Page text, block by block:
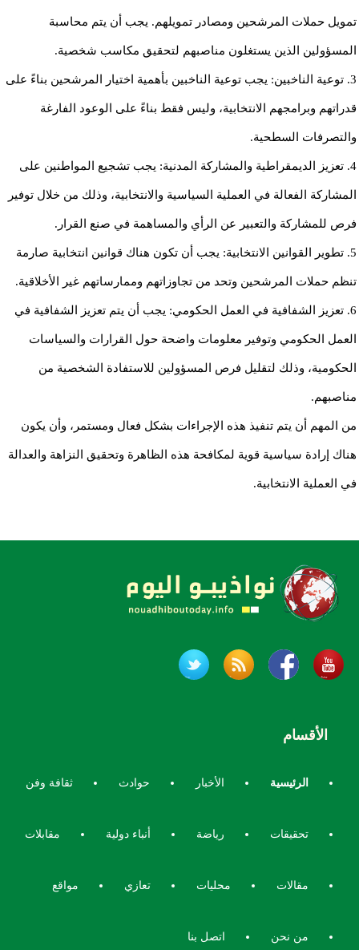
تمويل حملات المرشحين ومصادر تمويلهم. يجب أن يتم محاسبة
المسؤولين الذين يستغلون مناصبهم لتحقيق مكاسب شخصية.
3. توعية الناخبين: يجب توعية الناخبين بأهمية اختيار المرشحين بناءً على
قدراتهم وبرامجهم الانتخابية، وليس فقط بناءً على الوعود الفارغة
والتصرفات السطحية.
4. تعزيز الديمقراطية والمشاركة المدنية: يجب تشجيع المواطنين على
المشاركة الفعالة في العملية السياسية والانتخابية، وذلك من خلال توفير
فرص للمشاركة والتعبير عن الرأي والمساهمة في صنع القرار.
5. تطوير القوانين الانتخابية: يجب أن تكون هناك قوانين انتخابية صارمة
تنظم حملات المرشحين وتحد من تجاوزاتهم وممارساتهم غير الأخلاقية.
6. تعزيز الشفافية في العمل الحكومي: يجب أن يتم تعزيز الشفافية في
العمل الحكومي وتوفير معلومات واضحة حول القرارات والسياسات
الحكومية، وذلك لتقليل فرص المسؤولين للاستفادة الشخصية من
مناصبهم.
من المهم أن يتم تنفيذ هذه الإجراءات بشكل فعال ومستمر، وأن يكون
هناك إرادة سياسية قوية لمكافحة هذه الظاهرة وتحقيق النزاهة والعدالة
في العملية الانتخابية.
الأقسام
الرئيسية الأخبار حوادث ثقافة وفن
تحقيقات رياضة أنباء دولية مقابلات
مقالات محليات تعازي مواقع
من نحن اتصل بنا